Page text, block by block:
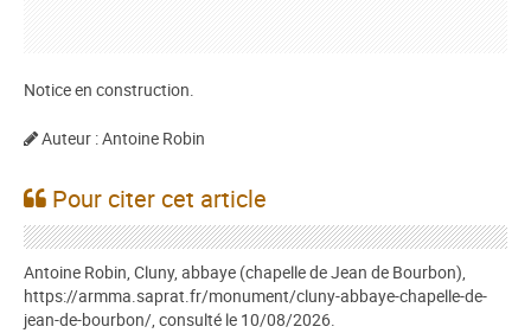
Notice en construction.
Auteur : Antoine Robin
Pour citer cet article
Antoine Robin, Cluny, abbaye (chapelle de Jean de Bourbon),
https://armma.saprat.fr/monument/cluny-abbaye-chapelle-de-
jean-de-bourbon/, consulté le 10/08/2026.